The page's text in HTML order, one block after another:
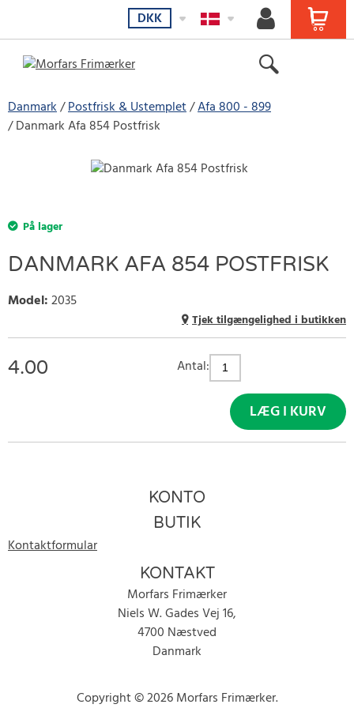
DKK
Danmark Postfrisk & Ustemplet Afa 800 - 899
Danmark Afa 854 Postfrisk
På lager
DANMARK AFA 854 POSTFRISK
Model:2035
Tjek tilgængelighed i butikken
4.00 Antal:
LÆG I KURV
KONTO
BUTIK
Kontaktformular
KONTAKT
Morfars Frimærker
Niels W. Gades Vej 16,
4700 Næstved
Danmark
Copyright © 2026 Morfars Frimærker.